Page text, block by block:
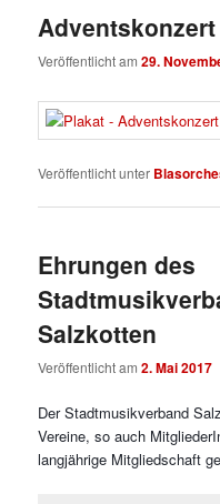
Adventskonzert
Veröffentlicht am29.
Veröffentlicht unter
Ehrungen des
Salzkotten
Veröffentlicht am2. Mai 2017
Der Stadtmusikverband
Vereine, so auch
langjährige Mitgliedschaft